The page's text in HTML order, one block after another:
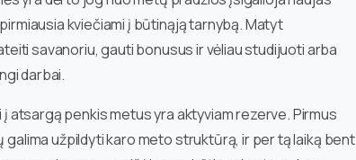
kviečiami į būtinąją tarnybą. Matyt
savanoriu, gauti bonusus ir vėliau studijuoti arba
darbai.
atsargą penkis metus yra aktyviam rezerve. Pirmus
užpildyti karo meto struktūrą, ir per tą laiką bent